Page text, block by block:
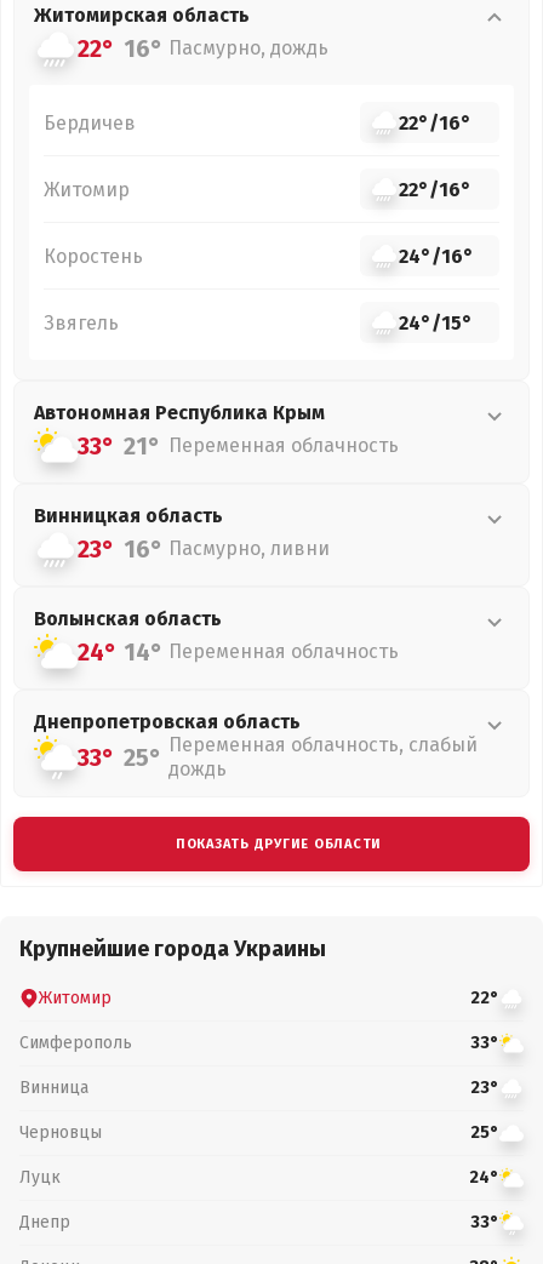
Житомирская область
22° 16° Пасмурно, дождь
Бердичев 22°/16°
Житомир 22°/16°
Коростень 24°/16°
Звягель 24°/15°
Автономная Республика Крым
33° 21° Переменная облачность
Винницкая область
23° 16° Пасмурно, ливни
Волынская область
24° 14° Переменная облачность
Днепропетровская область
33° 25° Переменная облачность, слабый
дождь
ПОКАЗАТЬ ДРУГИЕ ОБЛАСТИ
Крупнейшие города Украины
Житомир 22°
Симферополь 33°
Винница 23°
Черновцы 25°
Луцк 24°
Днепр 33°